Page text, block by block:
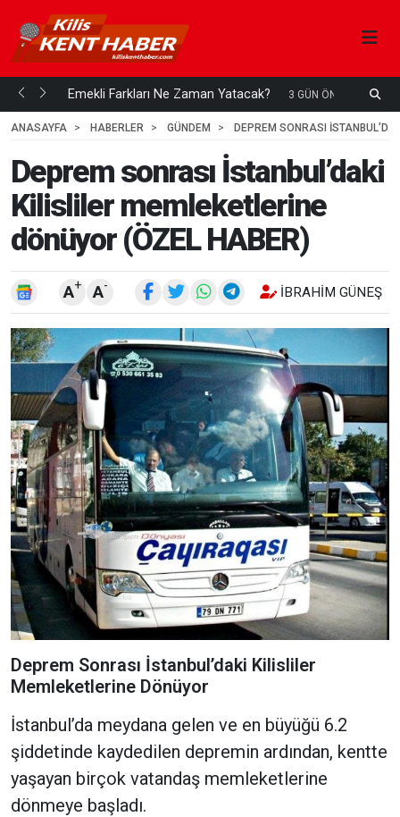
mi... Emekli Farkları Ne Zaman Yatacak? 3 GÜN ÖNCE
ANASAYFA
HABERLER GÜNDEM DEPREM SONRASI
Deprem sonrası İstanbul’daki
Kilisliler memleketlerine
dönüyor (ÖZEL HABER)
A+ A- İBRAHIM GÜNEŞ
Deprem Sonrası İstanbul’daki Kilisliler
Memleketlerine Dönüyor
İstanbul’da meydana gelen ve en büyüğü 6.2
şiddetinde kaydedilen depremin ardından, kentte
yaşayan birçok vatandaş memleketlerine
dönmeye başladı.